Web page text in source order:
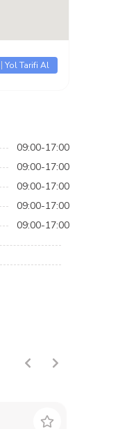
Yol Tarifi Al
09:00-17:00
09:00-17:00
09:00-17:00
09:00-17:00
09:00-17:00